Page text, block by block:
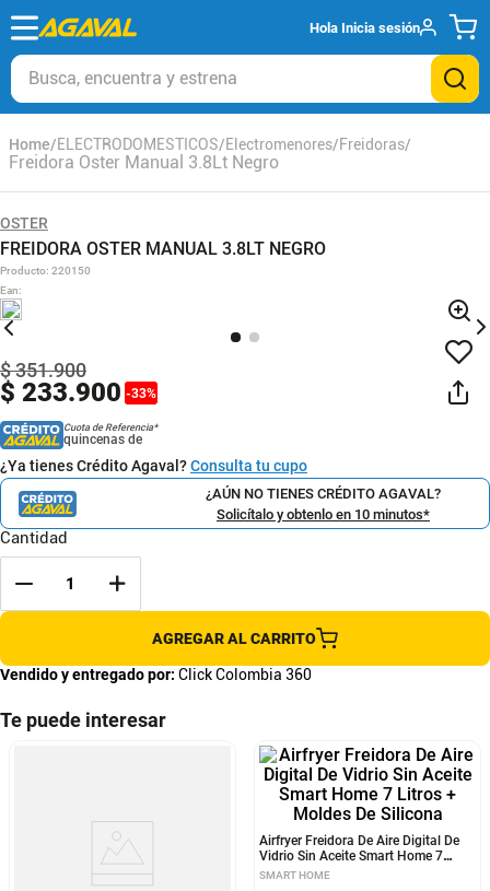
Hola Inicia sesión
Busca, encuentra y estrena
ELECTRODOMESTICOS Electromenores Freidoras
Freidora Oster Manual 3.8Lt Negro
OSTER
FREIDORA OSTER MANUAL 3.8LT NEGRO
Producto: 220150
Ean:
$ 233.900 -33%
$351.900
Cuota de Referencia*
quincenas de
¿Ya tienes Crédito Agaval?Consulta tu cupo
¿AÚN NO TIENES CRÉDITO AGAVAL?
Solicítalo y obtenlo en 10 minutos*
Cantidad
AGREGAR AL CARRITO
Vendido y entregado por: Click Colombia 360
Te puede interesar